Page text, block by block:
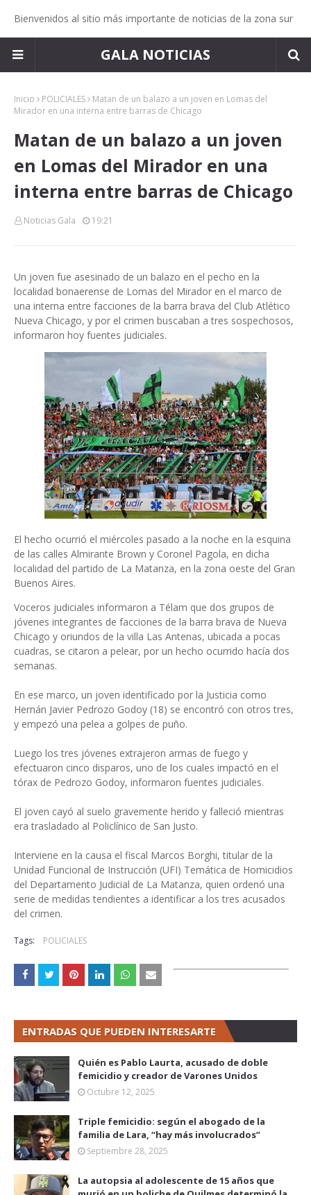
Bienvenidos al sitio más importante de noticias de la zona sur
GALA NOTICIAS
Inicio POLICIALES
Matan de un balazo a un joven en Lomas del
Mirador en una interna entre barras de Chicago
Matan de un balazo a un joven
en Lomas del Mirador en una
interna entre barras de Chicago
Noticias Gala 19:21
Un joven fue asesinado de un balazo en el pecho en la
localidad bonaerense de Lomas del Mirador en el marco de
una interna entre facciones de la barra brava del Club Atlético
Nueva Chicago, y por el crimen buscaban a tres sospechosos,
informaron hoy fuentes judiciales.
El hecho ocurrió el miércoles pasado a la noche en la esquina
de las calles Almirante Brown y Coronel Pagola, en dicha
localidad del partido de La Matanza, en la zona oeste del Gran
Buenos Aires.
Voceros judiciales informaron a Télam que dos grupos de
jóvenes integrantes de facciones de la barra brava de Nueva
Chicago y oriundos de la villa Las Antenas, ubicada a pocas
cuadras, se citaron a pelear, por un hecho ocurrido hacía dos
semanas.
En ese marco, un joven identificado por la Justicia como
Hernán Javier Pedrozo Godoy (18) se encontró con otros tres,
y empezó una pelea a golpes de puño.
Luego los tres jóvenes extrajeron armas de fuego y
efectuaron cinco disparos, uno de los cuales impactó en el
tórax de Pedrozo Godoy, informaron fuentes judiciales.
El joven cayó al suelo gravemente herido y falleció mientras
era trasladado al Policlínico de San Justo.
Interviene en la causa el fiscal Marcos Borghi, titular de la
Unidad Funcional de Instrucción (UFI) Temática de Homicidios
del Departamento Judicial de La Matanza, quien ordenó una
serie de medidas tendientes a identificar a los tres acusados
del crimen.
Tags: POLICIALES
ENTRADAS QUE PUEDEN INTERESARTE
Quién es Pablo Laurta, acusado de doble
femicidio y creador de Varones Unidos
Octubre 12, 2025
Triple femicidio: según el abogado de la
familia de Lara, “hay más involucrados”
Septiembre 28, 2025
La autopsia al adolescente de 15 años que